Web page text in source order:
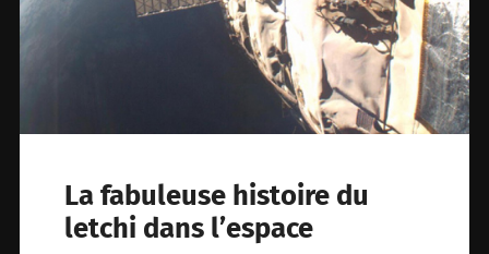
La fabuleuse histoire du
letchi dans l’espace